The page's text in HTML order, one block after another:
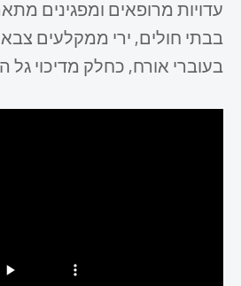
עדויות מרופאים ומפגינים
בבתי חולים, ירי ממקלעים
בעוברי אורח, כחלק מדיכוי גל